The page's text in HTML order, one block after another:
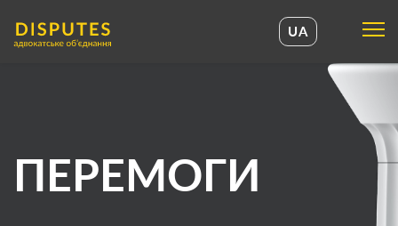
UA
ПЕРЕМОГИ